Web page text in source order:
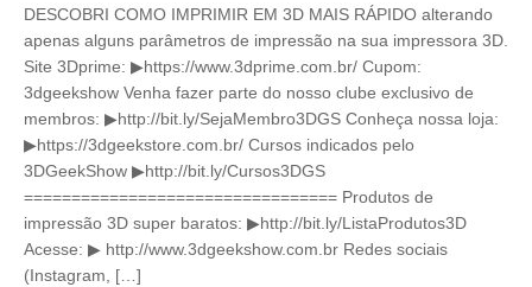
DESCOBRI COMO IMPRIMIR EM 3D MAIS RÁPIDO alterando
apenas alguns parâmetros de impressão na sua impressora 3D.
Site 3Dprime: ▶https://www.3dprime.com.br/ Cupom:
3dgeekshow Venha fazer parte do nosso clube exclusivo de
membros: ▶http://bit.ly/SejaMembro3DGS Conheça nossa loja:
▶https://3dgeekstore.com.br/ Cursos indicados pelo
3DGeekShow ▶http://bit.ly/Cursos3DGS
================================= Produtos de
impressão 3D super baratos: ▶http://bit.ly/ListaProdutos3D
Acesse: ▶ http://www.3dgeekshow.com.br Redes sociais
(Instagram, […]